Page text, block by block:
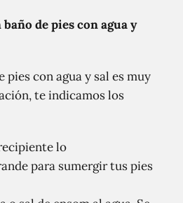
de pies con agua y
pies con agua y sal es muy
te indicamos los
lo
para sumergir tus pies